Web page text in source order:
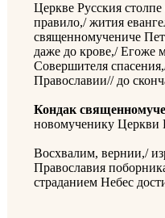
Церкве Русския
правило,/ жития
священномучениче
даже до крове,/ Егоже
Совершителя
Православии// до
Кондак
новомученику Церкви
Восхвалим, вернии,/
Православия
страданием Небес